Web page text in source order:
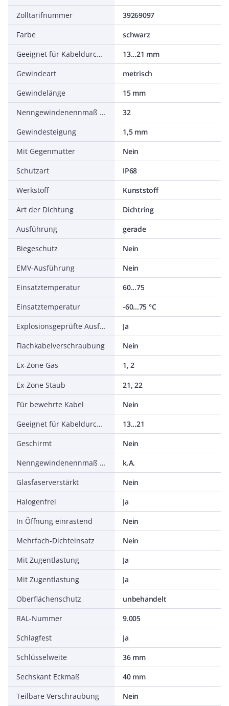
Zolltarifnummer
39269097
Farbe
schwarz
Geeignet für Kabeldurchmesser
13...21 mm
Gewindeart
metrisch
Gewindelänge
15 mm
Nenngewindenennmaß metrisch/PG
32
Gewindesteigung
1,5 mm
Mit Gegenmutter
Nein
Schutzart
IP68
Werkstoff
Kunststoff
Art der Dichtung
Dichtring
Ausführung
gerade
Biegeschutz
Nein
EMV-Ausführung
Nein
Einsatztemperatur
60...75
Einsatztemperatur
-60...75 °C
Explosionsgeprüfte Ausführung
Ja
Flachkabelverschraubung
Nein
Ex-Zone Gas
1, 2
Ex-Zone Staub
21, 22
Für bewehrte Kabel
Nein
Geeignet für Kabeldurchmesser
13...21
Geschirmt
Nein
Nenngewindenennmaß in Zoll NPT/Gasrohrgewinde
k.A.
Glasfaserverstärkt
Nein
Halogenfrei
Ja
In Öffnung einrastend
Nein
Mehrfach-Dichteinsatz
Nein
Mit Zugentlastung
Ja
Mit Zugentlastung
Ja
Oberflächenschutz
unbehandelt
RAL-Nummer
9.005
Schlagfest
Ja
Schlüsselweite
36 mm
Sechskant Eckmaß
40 mm
Teilbare Verschraubung
Nein